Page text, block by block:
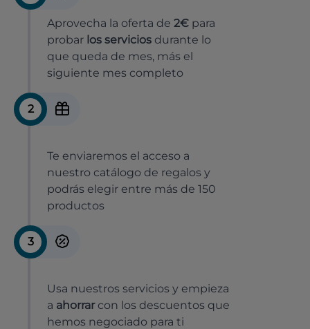
Aprovecha la oferta de 2€ para
probar los servicios durante lo
que queda de mes, más el
siguiente mes completo
2
Te enviaremos el acceso a
nuestro catálogo de regalos y
podrás elegir entre más de 150
productos
3
Usa nuestros servicios y empieza
a ahorrar con los descuentos que
hemos negociado para ti